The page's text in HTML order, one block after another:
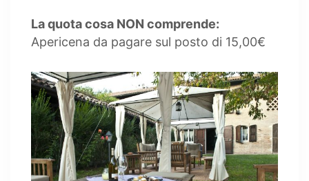
La quota cosa NON comprende:
Apericena da pagare sul posto di 15,00€